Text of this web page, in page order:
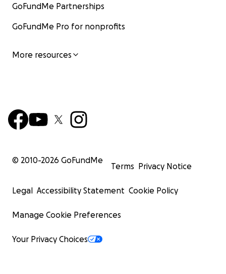
GoFundMe Partnerships
GoFundMe Pro for nonprofits
More resources
© 2010-2026 GoFundMe
Terms Privacy Notice
Legal Accessibility Statement Cookie Policy
Manage Cookie Preferences
Your Privacy Choices